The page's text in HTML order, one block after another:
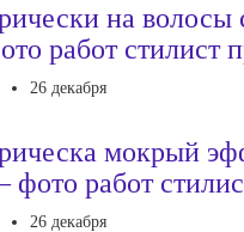
на
работ стилист
26 декабря
мокрый
работ
26 декабря